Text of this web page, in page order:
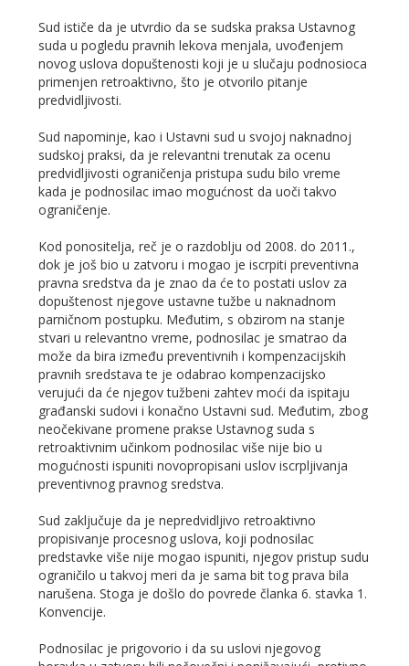
Sud ističe da je utvrdio da se sudska praksa Ustavnog
suda u pogledu pravnih lekova menjala, uvođenjem
novog uslova dopuštenosti koji je u slučaju podnosioca
primenjen retroaktivno, što je otvorilo pitanje
predvidljivosti.
Sud napominje, kao i Ustavni sud u svojoj naknadnoj
sudskoj praksi, da je relevantni trenutak za ocenu
predvidljivosti ograničenja pristupa sudu bilo vreme
kada je podnosilac imao mogućnost da uoči takvo
ograničenje.
Kod ponositelja, reč je o razdoblju od 2008. do 2011.,
dok je još bio u zatvoru i mogao je iscrpiti preventivna
pravna sredstva da je znao da će to postati uslov za
dopuštenost njegove ustavne tužbe u naknadnom
parničnom postupku. Međutim, s obzirom na stanje
stvari u relevantno vreme, podnosilac je smatrao da
može da bira između preventivnih i kompenzacijskih
pravnih sredstava te je odabrao kompenzacijsko
verujući da će njegov tužbeni zahtev moći da ispitaju
građanski sudovi i konačno Ustavni sud. Međutim, zbog
neočekivane promene prakse Ustavnog suda s
retroaktivnim učinkom podnosilac više nije bio u
mogućnosti ispuniti novopropisani uslov iscrpljivanja
preventivnog pravnog sredstva.
Sud zaključuje da je nepredvidljivo retroaktivno
propisivanje procesnog uslova, koji podnosilac
predstavke više nije mogao ispuniti, njegov pristup sudu
ograničilo u takvoj meri da je sama bit tog prava bila
narušena. Stoga je došlo do povrede članka 6. stavka 1.
Konvencije.
Podnosilac je prigovorio i da su uslovi njegovog